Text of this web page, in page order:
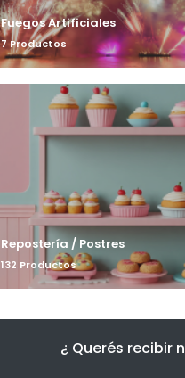
Fuegos Artificiales
7 Productos
Repostería / Postres
132 Productos
¿ Querés recibir